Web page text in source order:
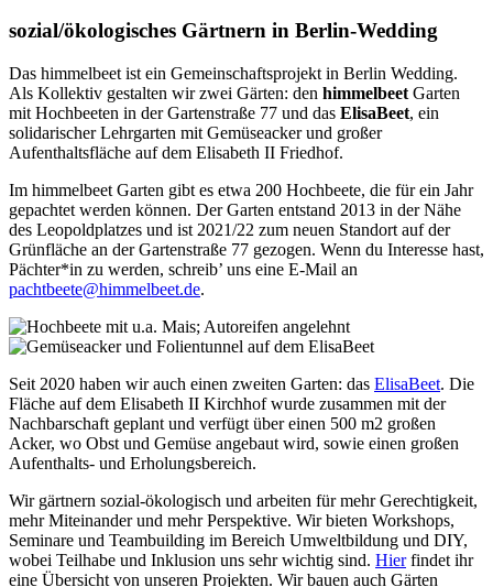
sozial/ökologisches Gärtnern in Berlin-Wedding
Das himmelbeet ist ein Gemeinschaftsprojekt in Berlin Wedding.
Als Kollektiv gestalten wir zwei Gärten: den himmelbeet Garten
mit Hochbeeten in der Gartenstraße 77 und das ElisaBeet, ein
solidarischer Lehrgarten mit Gemüseacker und großer
Aufenthaltsfläche auf dem Elisabeth II Friedhof.
Im himmelbeet Garten gibt es etwa 200 Hochbeete, die für ein Jahr
gepachtet werden können. Der Garten entstand 2013 in der Nähe
des Leopoldplatzes und ist 2021/22 zum neuen Standort auf der
Grünfläche an der Gartenstraße 77 gezogen. Wenn du Interesse hast,
Pächter*in zu werden, schreib’ uns eine E-Mail an
pachtbeete@himmelbeet.de.
Seit 2020 haben wir auch einen zweiten Garten: das ElisaBeet. Die
Fläche auf dem Elisabeth II Kirchhof wurde zusammen mit der
Nachbarschaft geplant und verfügt über einen 500 m2 großen
Acker, wo Obst und Gemüse angebaut wird, sowie einen großen
Aufenthalts- und Erholungsbereich.
Wir gärtnern sozial-ökologisch und arbeiten für mehr Gerechtigkeit,
mehr Miteinander und mehr Perspektive. Wir bieten Workshops,
Seminare und Teambuilding im Bereich Umweltbildung und DIY,
wobei Teilhabe und Inklusion uns sehr wichtig sind. Hierfindet ihr
eine Übersicht von unseren Projekten. Wir bauen auch Gärten